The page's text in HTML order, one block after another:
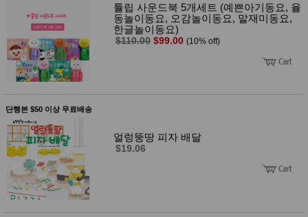
튤립 사운드북 5개세트 (예쁜아기동요, 율
동놀이동요, 오감놀이동요, 말재미동요,
한글놀이동요)
$110.00 $99.00 (10% off)
단행본 $50 이상 무료배송
얼렁뚱땅 피자 배달
$19.06